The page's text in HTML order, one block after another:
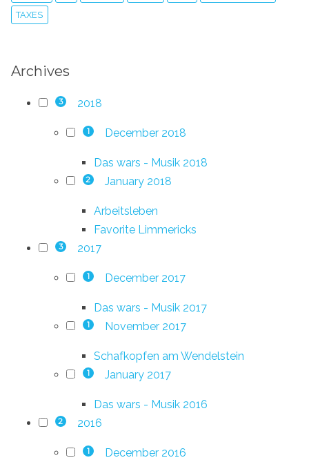
TAXES
Archives
3 2018
1 December 2018
Das wars - Musik 2018
2 January 2018
Arbeitsleben
Favorite Limmericks
3 2017
1 December 2017
Das wars - Musik 2017
1 November 2017
Schafkopfen am Wendelstein
1 January 2017
Das wars - Musik 2016
2 2016
1 December 2016